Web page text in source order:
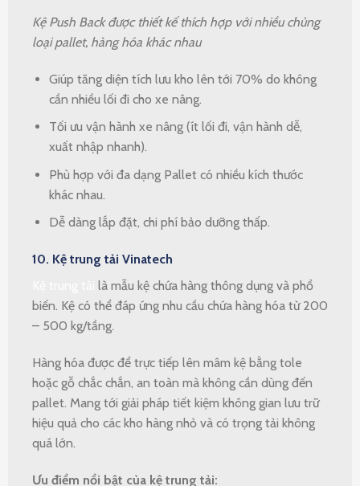
Kệ Push Backđược thiết kế thích hợp với nhiều chủng
loại pallet, hàng hóa khác nhau
Giúp tăng diện tích lưu kho lên tới 70% do không
cần nhiều lối đi cho xe nâng.
Tối ưu vận hành xe nâng (ít lối đi, vận hành dễ,
xuất nhập nhanh).
Phù hợp với đa dạng Pallet có nhiều kích thước
khác nhau.
Dễ dàng lắp đặt, chi phí bảo dưỡng thấp.
10. Kệ trung tải Vinatech
là mẫu kệ chứa hàng thông dụng và phổ
biến. Kệ có thể đáp ứng nhu cầu chứa hàng hóa từ 200
– 500 kg/tầng.
Hàng hóa được để trực tiếp lên mâm kệ bằng tole
hoặc gỗ chắc chắn, an toàn mà không cần dùng đến
pallet. Mang tới giải pháp tiết kiệm không gian lưu trữ
hiệu quả cho các kho hàng nhỏ và có trọng tải không
quá lớn.
Ưu điểm nổi bật của kệ trung tải: